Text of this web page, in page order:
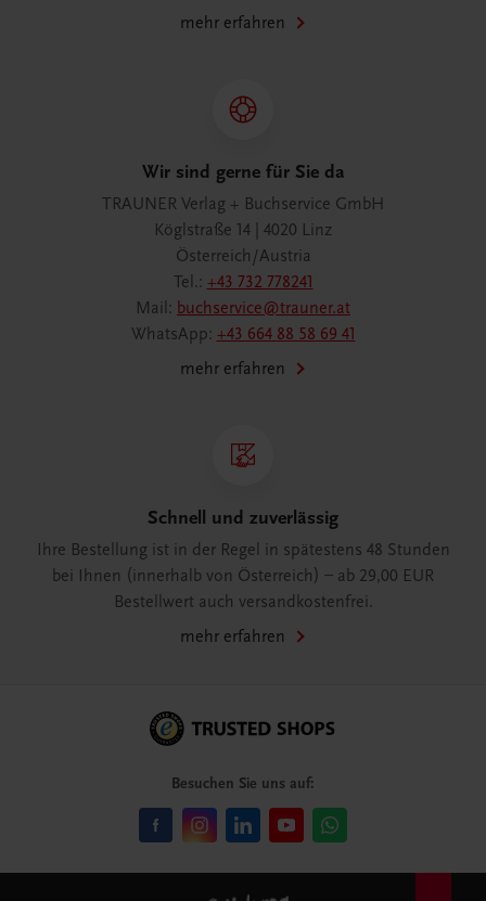
mehr erfahren
Wir sind gerne für Sie da
TRAUNER Verlag + Buchservice GmbH
Köglstraße 14 | 4020 Linz
Österreich/Austria
Tel.: +43 732 778241
Mail: buchservice@trauner.at
WhatsApp: +43 664 88 58 69 41
mehr erfahren
Schnell und zuverlässig
Ihre Bestellung ist in der Regel in spätestens 48 Stunden
bei Ihnen (innerhalb von Österreich) – ab 29,00 EUR
Bestellwert auch versandkostenfrei.
mehr erfahren
Besuchen Sie uns auf: